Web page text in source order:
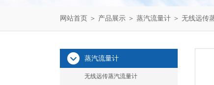
网站首页 ＞ 产品展示 ＞ 蒸汽流量计 ＞ 无线远传
蒸汽流量计
无线远传蒸汽流量计